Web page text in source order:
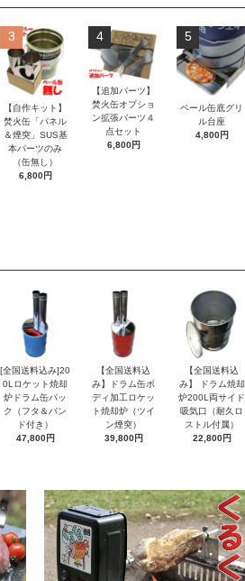
3
【自作キット】
焚火缶「パネル
＆煙突」SUS基
本パーツのみ
（缶無し）
6,800円
4
【追加パーツ】
焚火缶オプショ
ン拡張パーツ４
点セット
6,800円
5
ペール缶底グリ
ル台座
4,800円
[全国送料込み]20
0Lロケット焼却
炉ドラム缶パッ
ク（フタ＆バン
ド付き）
47,800円
【全国送料込
み】ドラム缶ボ
ディ加工ロケッ
ト焼却炉（ツイ
ン煙突）
39,800円
【全国送料込
み】 ドラム焼却
炉200L両サイド
吸気口（耐久ロ
ストル付属）
22,800円